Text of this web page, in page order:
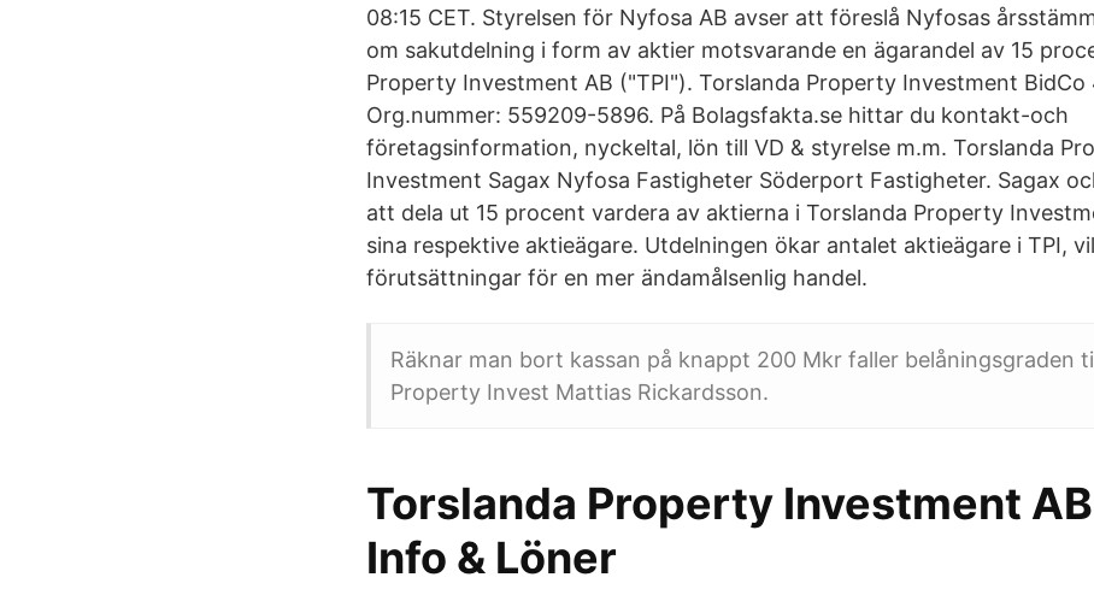
08:15 CET. Styrelsen för Nyfosa AB avser att föreslå Nyfosas
om sakutdelning i form av aktier motsvarande en ägarandel av 15
Property Investment AB ("TPI"). Torslanda Property Investment BidCo
Org.nummer: 559209-5896. På Bolagsfakta.se hittar du kontakt-och
företagsinformation, nyckeltal, lön till VD & styrelse m.m. Torslanda
Investment Sagax Nyfosa Fastigheter Söderport Fastigheter. Sagax
att dela ut 15 procent vardera av aktierna i Torslanda Property
sina respektive aktieägare. Utdelningen ökar antalet aktieägare i TPI,
förutsättningar för en mer ändamålsenlig handel.
Räknar man bort kassan på knappt 200 Mkr faller belåningsgraden
Property Invest Mattias Rickardsson.
Torslanda Property Investment
Info & Löner